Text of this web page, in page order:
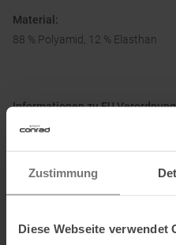
Zustimmung
Diese Webseite verwendet
Material:
88 % Polyamid, 12 % Elasthan
Informationen zu EU
Name des Herstellers:
Elektronische Adresse des